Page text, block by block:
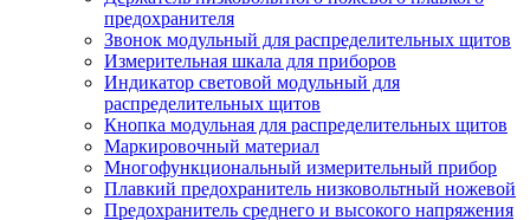
предохранителя
Звонок модульный для распределительных щитов
Измерительная шкала для приборов
Индикатор световой модульный для
распределительных щитов
Кнопка модульная для распределительных щитов
Маркировочный материал
Многофункциональный измерительный прибор
Плавкий предохранитель низковольтный ножевой
Предохранитель среднего и высокого напряжения